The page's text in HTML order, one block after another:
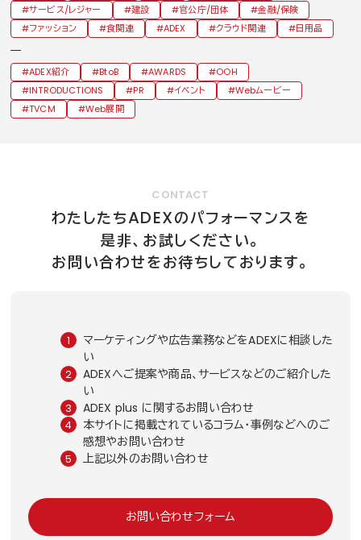
サービス/レジャー
建設 官公庁/団体
金融/保険
ファッション
食関連 ADEX クラウド関連 日用品
ADEX紹介 BtoB AWARDS
OOH
INTRODUCTIONS
PR イベント
Webムービー
TVCM
Web展開
CONTACT
わたしたちADEXのパフォーマンスを
是非、お試しください。
お問い合わせをお待ちしております。
マーケティングや広告業務などをADEXに相談した
い
ADEXへご提案や商品、サービスなどのご紹介した
い
ADEX plus に関するお問い合わせ
本サイトに掲載されているコラム・事例などへのご
感想やお問い合わせ
上記以外のお問い合わせ
お問い合わせフォーム